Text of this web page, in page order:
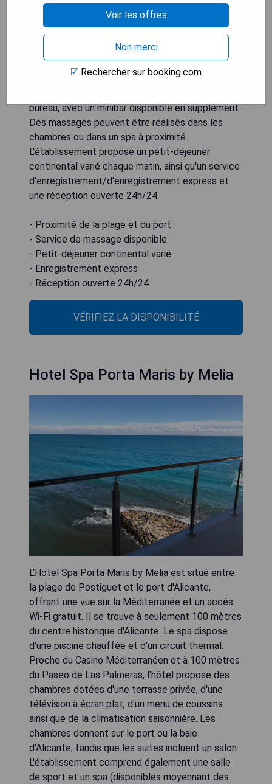
Situé au cœur d'Alicante, l'hôtel Dormirdcine
Alicante se trouve à seulement 50 mètres de
l'arrêt de bus C-6 menant à l'aéroport et à moins
de 200 mètres de la plage Postiguet et du port.
Chaque chambre climatisée est dotée d'une
bureau, avec un minibar disponible en supplément.
Des massages peuvent être réalisés dans les
chambres ou dans un spa à proximité.
L'établissement propose un petit-déjeuner
continental varié chaque matin, ainsi qu'un service
d'enregistrement/d'enregistrement express et
une réception ouverte 24h/24.
- Proximité de la plage et du port
- Service de massage disponible
- Petit-déjeuner continental varié
- Enregistrement express
- Réception ouverte 24h/24
VÉRIFIEZ LA DISPONIBILITÉ
Hotel Spa Porta Maris by Melia
L'Hotel Spa Porta Maris by Melia est situé entre
la plage de Postiguet et le port d'Alicante,
offrant une vue sur la Méditerranée et un accès
Wi-Fi gratuit. Il se trouve à seulement 100 mètres
du centre historique d'Alicante. Le spa dispose
d'une piscine chauffée et d'un circuit thermal.
Proche du Casino Méditerranéen et à 100 mètres
du Paseo de Las Palmeras, l'hôtel propose des
chambres dotées d'une terrasse privée, d'une
télévision à écran plat, d'un menu de coussins
ainsi que de la climatisation saisonnière. Les
chambres donnent sur le port ou la baie
d'Alicante, tandis que les suites incluent un salon.
L'établissement comprend également une salle
de sport et un spa (disponibles moyennant des
Voir les offres
Non merci
Rechercher sur booking.com